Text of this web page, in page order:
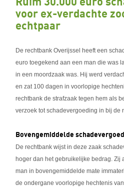
voor ex-verdachte
echtpaar
De rechtbank Overijssel heeft een
euro toegekend aan een man die was
in een moordzaak was. Hij werd
en zat 100 dagen in voorlopige
rechtbank de strafzaak tegen hem als
verzoek tot schadevergoeding in bij de
Bovengemiddelde
De rechtbank wijst in deze zaak
hoger dan het gebruikelijke bedrag. Zij
man in bovengemiddelde mate
de ondergane voorlopige hechtenis